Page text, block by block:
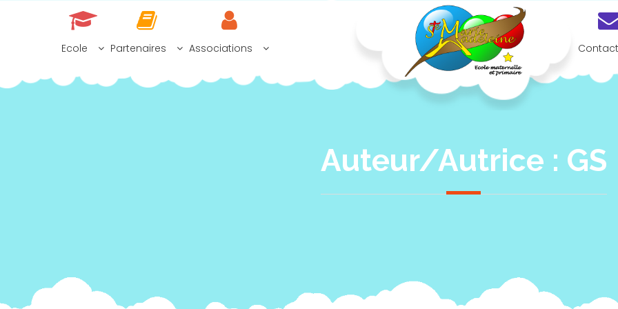
Ecole Partenaires
Associations
Ecole Privée Sainte Marie-Madeleine Geneston
Auteur/autrice : GS